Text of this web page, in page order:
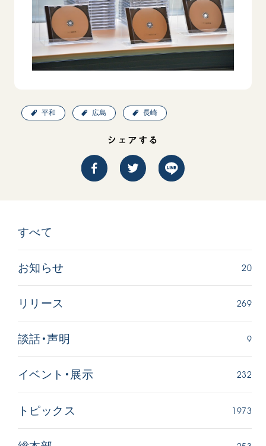
平和 広島 長崎
シェアする
すべて
お知らせ 20
リリース 269
談話・声明 9
イベント・展示 232
トピックス 1973